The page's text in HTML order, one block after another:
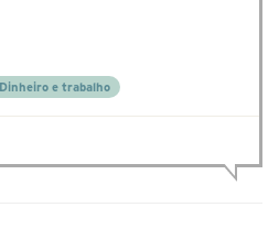
Dinheiro e trabalho